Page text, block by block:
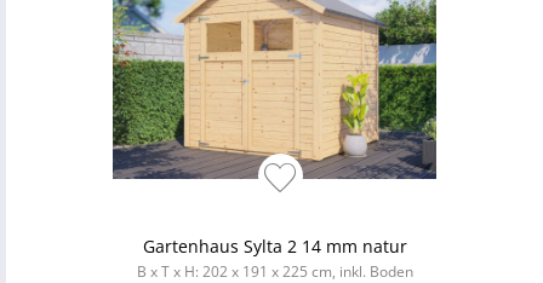
Gartenhaus Sylta 2 14 mm natur
B x T x H: 202 x 191 x 225 cm, inkl. Boden